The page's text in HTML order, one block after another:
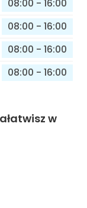
08:00 - 16:00
08:00 - 16:00
08:00 - 16:00
08:00 - 16:00
w